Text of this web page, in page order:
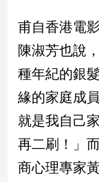
專
區
合
作
媒
體
甫自香港電
陳淑芳也說
種年紀的銀
緣的家庭成
就是我自己
再二刷！」
商心理專家